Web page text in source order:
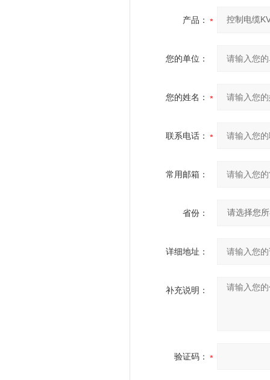
产品：
您的单位：
您的姓名：
联系电话：
常用邮箱：
省份：
详细地址：
补充说明：
验证码：